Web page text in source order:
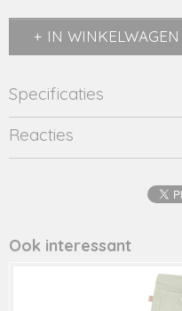
IN WINKELWAGEN
Specificaties
Productcode
24034007-21109
Productcode leverancier
Reacties
Ook interessant